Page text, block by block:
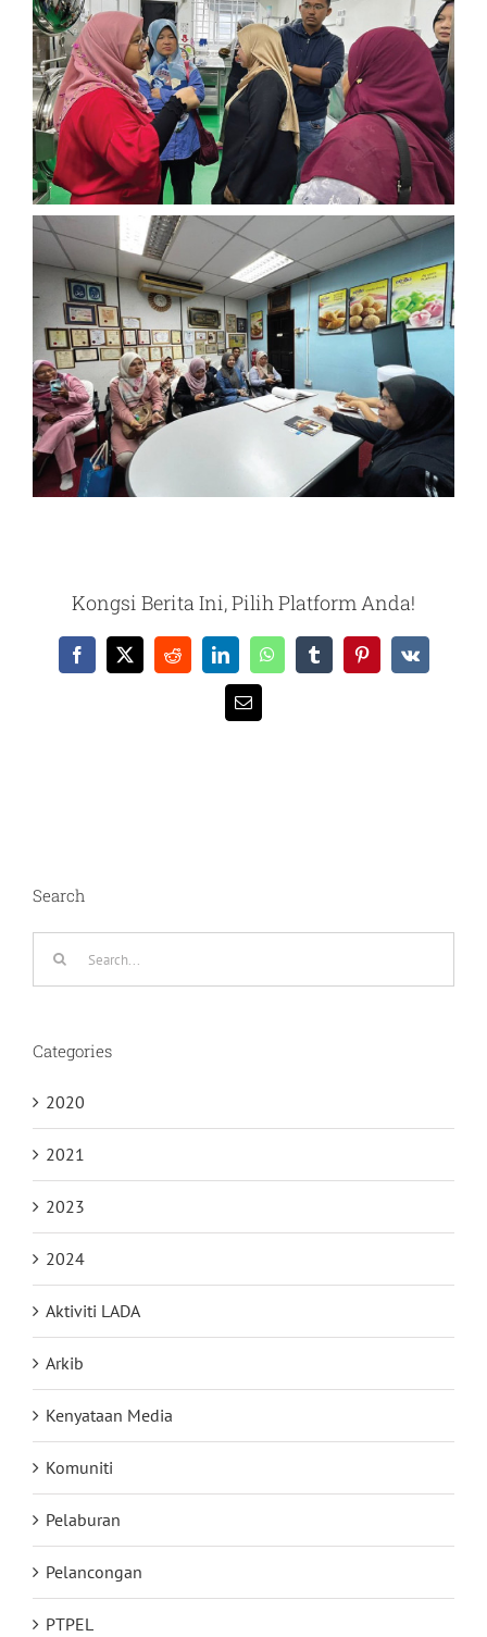
Kongsi Berita Ini, Pilih Platform Anda!
Facebook
X RedditLinkedInWhatsAppTumblrPinterest
Vk
Email
Search
Categories
2020
2021
2023
2024
Aktiviti LADA
Arkib
Kenyataan Media
Komuniti
Pelaburan
Pelancongan
PTPEL